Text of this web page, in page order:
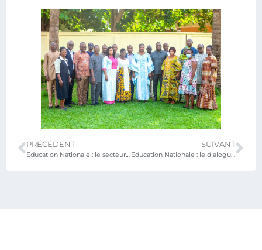
PRÉCÉDENT SUIVANT
Education Nationale : le dialogue se renforce avec les fondateurs d’écoles privées laïques